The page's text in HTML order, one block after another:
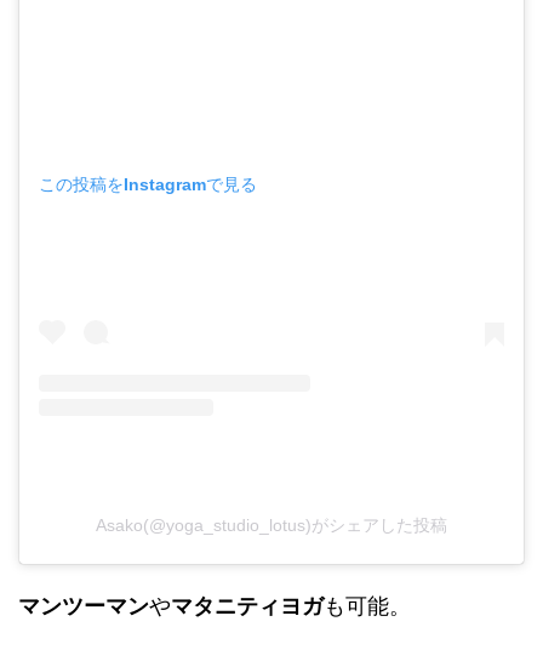
この投稿をInstagramで見る
Asako(@yoga_studio_lotus)がシェアした投稿
マンツーマンやマタニティヨガも可能。